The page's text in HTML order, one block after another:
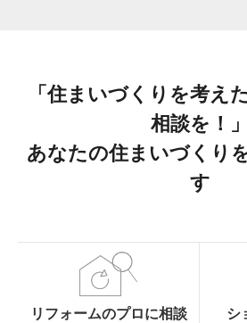
「住まいづくりを考え
相談を！」
あなたの住まいづくり
す
リフォームのプロに相談
シ